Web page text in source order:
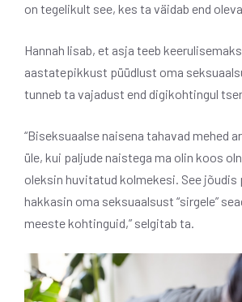
on tegelikult see, kes ta väidab end
Hannah lisab, et asja teeb
aastatepikkust püüdlust oma
tunneb ta vajadust end digikohtingul
“Biseksuaalse naisena tahavad mehed
üle, kui paljude naistega ma olin koos
oleksin huvitatud kolmekesi. See jõudis
hakkasin oma seksuaalsust “sirgele”
meeste kohtinguid,” selgitab ta.